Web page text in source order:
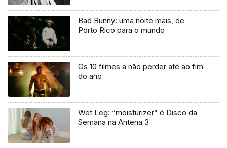
Bad Bunny: uma noite mais, de
Porto Rico para o mundo
Os 10 filmes a não perder até ao fim
do ano
Wet Leg: “moisturizer” é Disco da
Semana na Antena 3